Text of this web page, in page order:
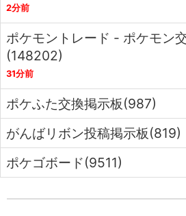
2分前
ポケモントレード - ポケモン
(148202)
31分前
ポケふた交換掲示板(987)
がんばリボン投稿掲示板(819)
ポケゴボード(9511)